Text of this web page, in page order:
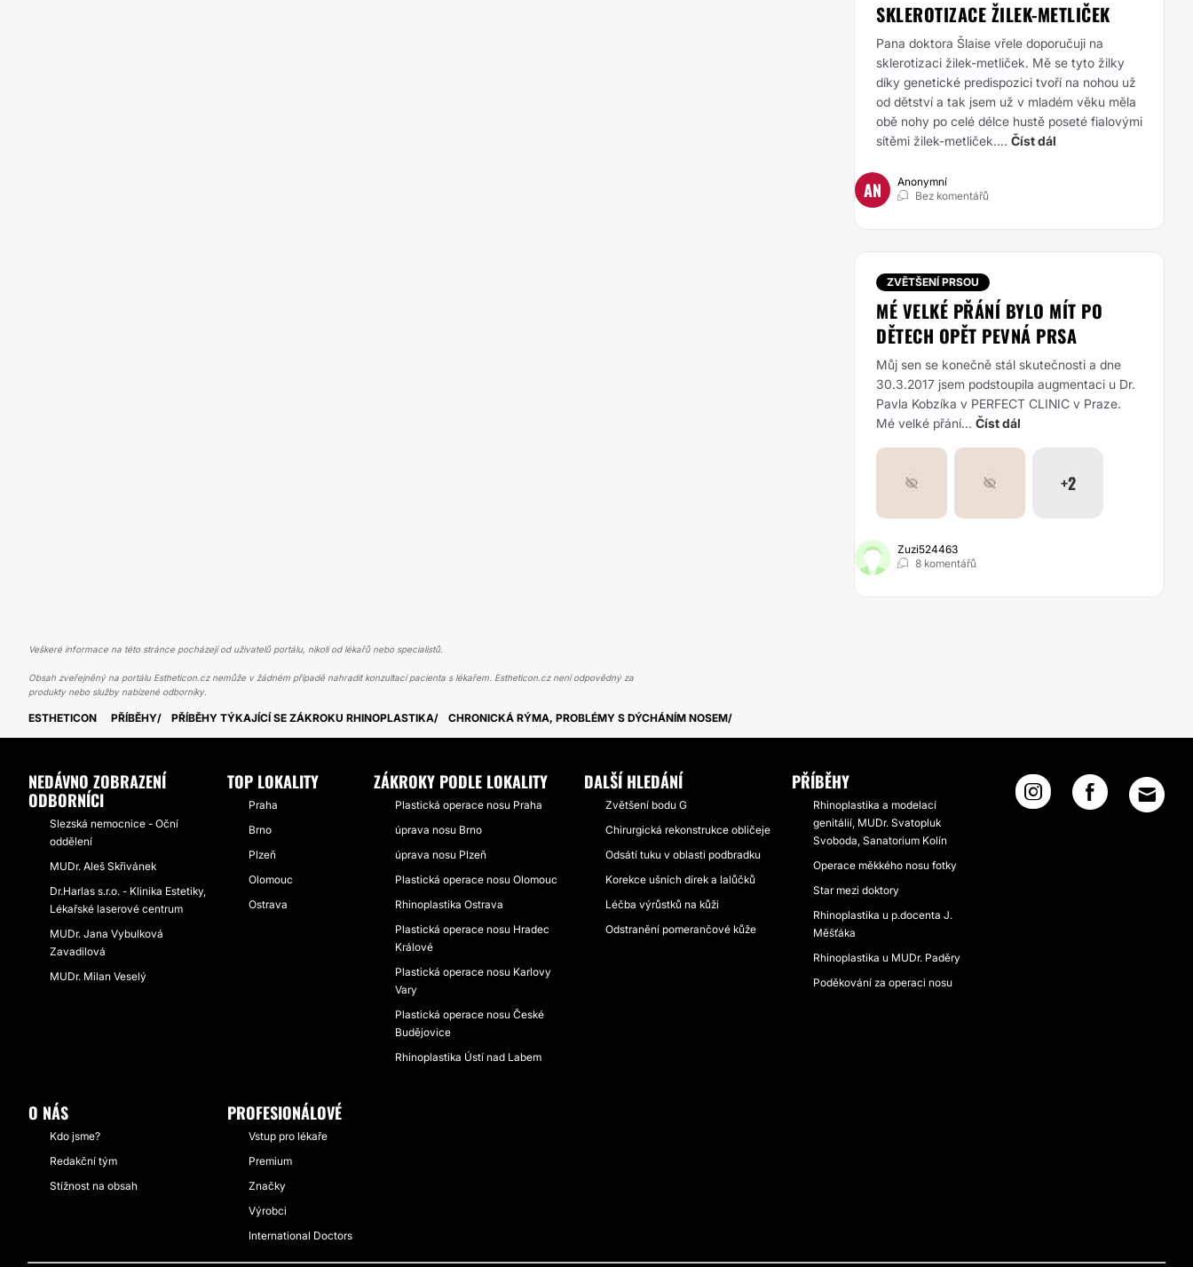
SKLEROTIZACE ŽILEK-METLIČEK
Pana doktora Šlaise vřele doporučuji na
sklerotizaci žilek-metliček. Mě se tyto žilky
díky genetické predispozici tvoří na nohou už
od dětství a tak jsem už v mladém věku měla
obě nohy po celé délce hustě poseté fialovými
sítěmi žilek-metliček.... Číst dál
AN
Anonymní
Bez komentářů
ZVĚTŠENÍ PRSOU
MÉ VELKÉ PŘÁNÍ BYLO MÍT PO
DĚTECH OPĚT PEVNÁ PRSA
Můj sen se konečně stál skutečnosti a dne
30.3.2017 jsem podstoupila augmentaci u Dr.
Pavla Kobzíka v PERFECT CLINIC v Praze.
Mé velké přání... Číst dál
+2
Zuzi524463
8 komentářů
Veškeré informace na této stránce pocházejí od uživatelů portálu, nikoli od lékařů nebo specialistů.
Obsah zveřejněný na portálu Estheticon.cz nemůže v žádném případě nahradit konzultaci pacienta s lékařem. Estheticon.cz není odpovědný za
produkty nebo služby nabízené odborníky.
ESTHETICON PŘÍBĚHY PŘÍBĚHY TÝKAJÍCÍ SE ZÁKROKU RHINOPLASTIKA CHRONICKÁ RÝMA, PROBLÉMY S DÝCHÁNÍM NOSEM
NEDÁVNO ZOBRAZENÍ
ODBORNÍCI
Slezská nemocnice - Oční
oddělení
MUDr. Aleš Skřivánek
Dr.Harlas s.r.o. - Klinika Estetiky,
Lékařské laserové centrum
MUDr. Jana Vybulková
Zavadilová
MUDr. Milan Veselý
TOP LOKALITY
Praha
Brno
Plzeň
Olomouc
Ostrava
ZÁKROKY PODLE LOKALITY
Plastická operace nosu Praha
úprava nosu Brno
úprava nosu Plzeň
Plastická operace nosu Olomouc
Rhinoplastika Ostrava
Plastická operace nosu Hradec
Králové
Plastická operace nosu Karlovy
Vary
Plastická operace nosu České
Budějovice
Rhinoplastika Ústí nad Labem
DALŠÍ HLEDÁNÍ
Zvětšení bodu G
Chirurgická rekonstrukce obličeje
Odsátí tuku v oblasti podbradku
Korekce ušních dírek a lalůčků
Léčba výrůstků na kůži
Odstranění pomerančové kůže
PŘÍBĚHY
Rhinoplastika a modelací
genitálií, MUDr. Svatopluk
Svoboda, Sanatorium Kolín
Operace měkkého nosu fotky
Star mezi doktory
Rhinoplastika u p.docenta J.
Měšťáka
Rhinoplastika u MUDr. Paděry
Poděkování za operaci nosu
O NÁS
Kdo jsme?
Redakční tým
Stížnost na obsah
PROFESIONÁLOVÉ
Vstup pro lékaře
Premium
Značky
Výrobci
International Doctors